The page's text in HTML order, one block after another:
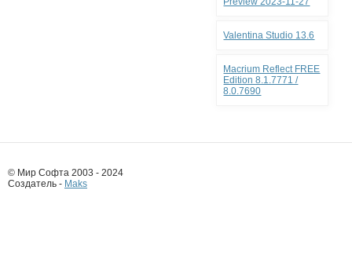
Valentina Studio 13.6
Macrium Reflect FREE
Edition 8.1.7771 /
8.0.7690
© Мир Софта 2003 - 2024
Создатель - Maks